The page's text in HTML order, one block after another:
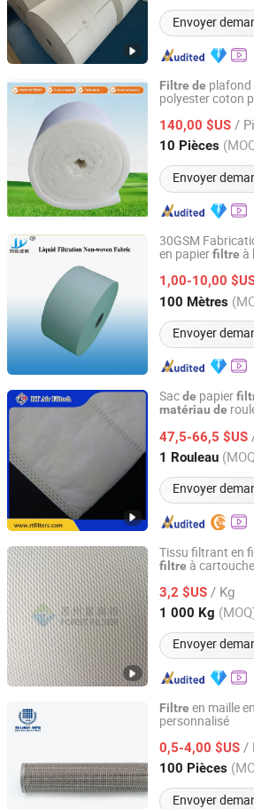
Envoyer
Filtre de plafond
polyester coton
140,00 $US /
10 Pièces
Envoyer
Dongguan Senbao Purifying
Guangdong, China
30GSM
en papierfiltre à
1,00-10,00
100 Mètres
Envoyer
Shanghai Junyi Filter Equipment Co.,
Shanghai, China Depuis
Sacde papier
matériau de
47,5-66,5 $US
1 Rouleau
Envoyer
Guangzhou ZN Filter Material Co., Ltd.
Guangdong, China
Tissu filtrant en
filtre à
3,2 $US / Kg
1 000 Kg
Envoyer
Suzhou Forst Filter Co., Ltd.
Jiangsu, China Depuis
Filtre en maille
personnalisé
0,5-4,00 $US /
100 Pièces
Envoyer
Hebei Meshtech Technology Co.,LTD
Hebei, China Depuis